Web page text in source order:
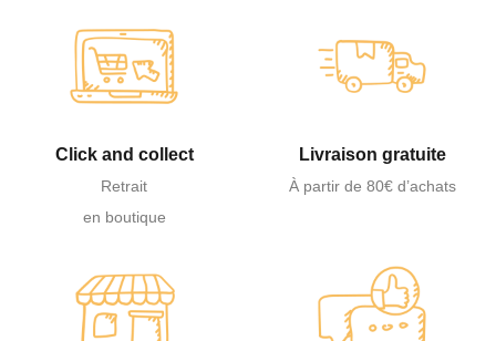
Click and collect
Retrait
en boutique
Livraison gratuite
À partir de 80€ d’achats